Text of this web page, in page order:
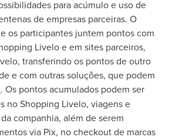
para acúmulo e uso de
de empresas parceiras. O
os participantes juntem pontos com
Livelo e em sites parceiros,
transferindo os pontos de outro
e com outras soluções, que podem
. Os pontos acumulados podem ser
no Shopping Livelo, viagens e
companhia, além de serem
via Pix, no checkout de marcas